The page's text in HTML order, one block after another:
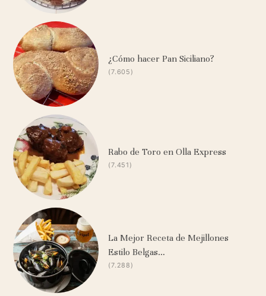
¿Cómo hacer Pan Siciliano?
(7.605)
Rabo de Toro en Olla Express
(7.451)
La Mejor Receta de Mejillones
Estilo Belgas…
(7.288)